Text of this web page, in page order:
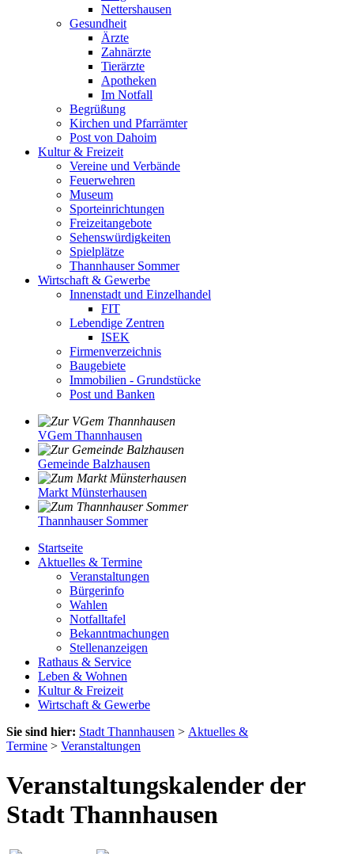
Nettershausen
Gesundheit
Ärzte
Zahnärzte
Tierärzte
Apotheken
Im Notfall
Begrüßung
Kirchen und Pfarrämter
Post von Dahoim
Kultur & Freizeit
Vereine und Verbände
Feuerwehren
Museum
Sporteinrichtungen
Freizeitangebote
Sehenswürdigkeiten
Spielplätze
Thannhauser Sommer
Wirtschaft & Gewerbe
Innenstadt und Einzelhandel
FIT
Lebendige Zentren
ISEK
Firmenverzeichnis
Baugebiete
Immobilien - Grundstücke
Post und Banken
VGem Thannhausen
Gemeinde Balzhausen
Markt Münsterhausen
Thannhauser Sommer
Startseite
Aktuelles & Termine
Veranstaltungen
Bürgerinfo
Wahlen
Notfalltafel
Bekanntmachungen
Stellenanzeigen
Rathaus & Service
Leben & Wohnen
Kultur & Freizeit
Wirtschaft & Gewerbe
Sie sind hier: Stadt Thannhausen > Aktuelles &
Termine > Veranstaltungen
Veranstaltungskalender der
Stadt Thannhausen